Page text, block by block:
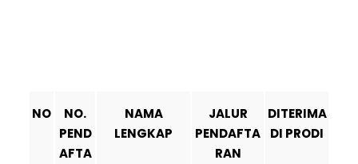
NO
NO.
PEND
AFTA
NAMA
LENGKAP
JALUR
PENDAFTA
RAN
DITERIMA
DI PRODI